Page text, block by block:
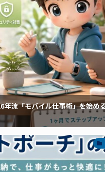
年流「モバイル仕事術」を始め